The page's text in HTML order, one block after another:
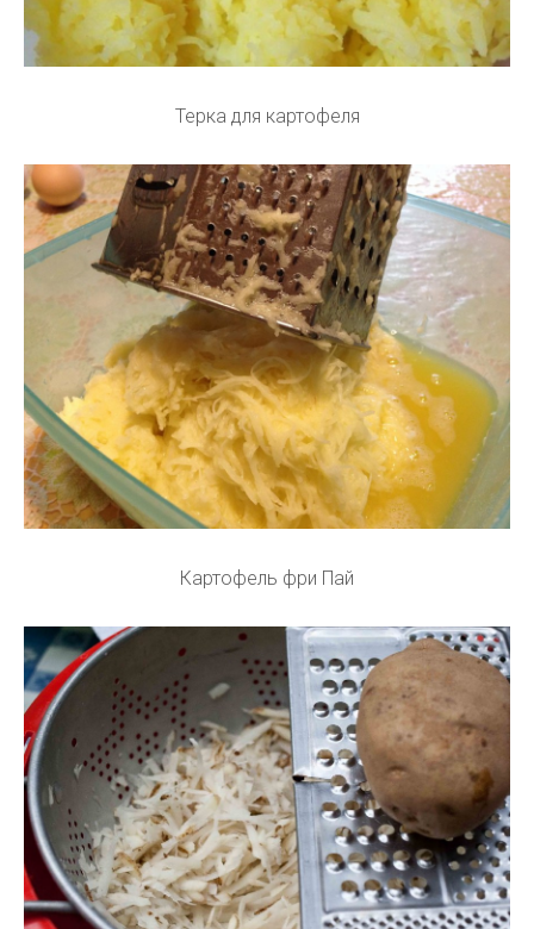
Терка для картофеля
Картофель фри Пай